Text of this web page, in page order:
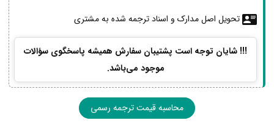
تحویل اصل مدارک و اسناد ترجمه شده به مشتری
!!! شایان توجه است پشتیبان سفارش همیشه پاسخگوی سؤالات
موجود می‌باشد.
محاسبه قیمت ترجمه رسمی